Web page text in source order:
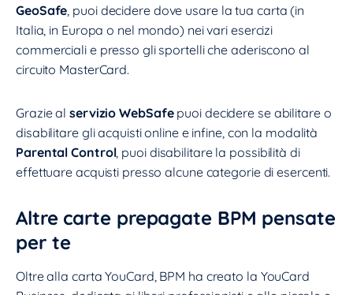
GeoSafe, puoi decidere dove usare la tua carta (in
Italia, in Europa o nel mondo) nei vari esercizi
commerciali e presso gli sportelli che aderiscono al
circuito MasterCard.
Grazie al servizio WebSafe puoi decidere se abilitare o
disabilitare gli acquisti online e infine, con la modalità
Parental Control, puoi disabilitare la possibilità di
effettuare acquisti presso alcune categorie di esercenti.
Altre carte prepagate BPM pensate
per te
Oltre alla carta YouCard, BPM ha creato la YouCard